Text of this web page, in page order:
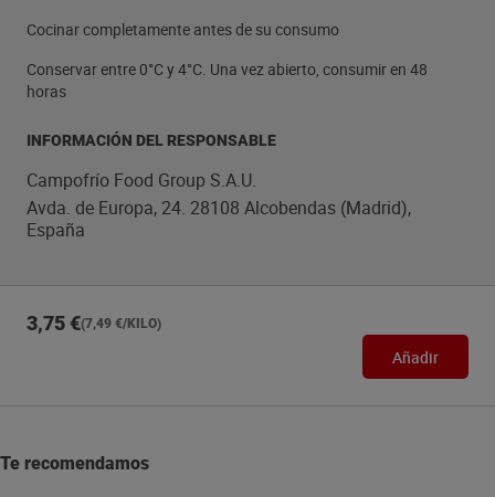
Cocinar completamente antes de su consumo
Conservar entre 0°C y 4°C. Una vez abierto, consumir en 48
horas
INFORMACIÓN DEL RESPONSABLE
Campofrío Food Group S.A.U.
Avda. de Europa, 24. 28108 Alcobendas (Madrid),
España
3,75 €(7,49 €/KILO)
Añadir
Te recomendamos